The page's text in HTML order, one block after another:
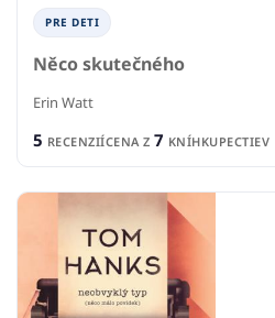
PRE DETI
Něco skutečného
Erin Watt
5 RECENZIÍCENA Z 7 KNÍHKUPECTIEV